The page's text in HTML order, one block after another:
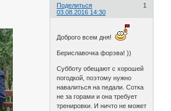
Поделиться
1
03.08.2016 14:30
Доброго всем дня!
Бериславочка форэва! ))
Субботу обещают с хорошей
погодкой, поэтому нужно
навалиться на педали. Сотка
не за горами и она требует
тренировки. И ничто не может